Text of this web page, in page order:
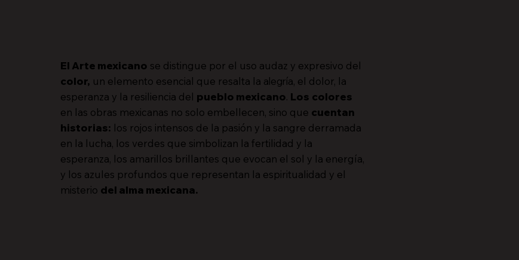
El Arte mexicano se distingue por el uso audaz y expresivo del
color, un elemento esencial que resalta la alegría, el dolor, la
esperanza y la resiliencia del pueblo mexicano. Los colores
en las obras mexicanas no solo embellecen, sino que cuentan
historias: los rojos intensos de la pasión y la sangre derramada
en la lucha, los verdes que simbolizan la fertilidad y la
esperanza, los amarillos brillantes que evocan el sol y la energía,
y los azules profundos que representan la espiritualidad y el
misterio del alma mexicana.